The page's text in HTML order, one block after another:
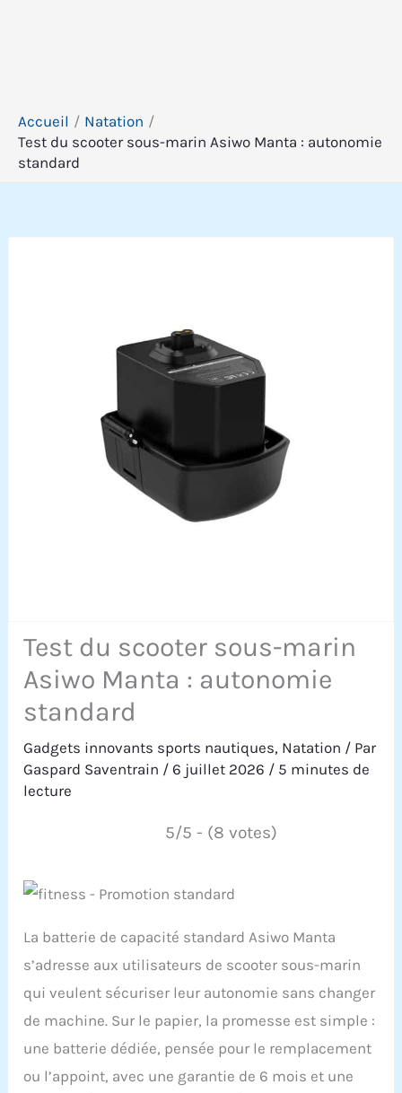
Accueil
Natation
Test du scooter sous-marin Asiwo Manta : autonomie
standard
Test du scooter sous-marin
Asiwo Manta : autonomie
standard
Gadgets innovants sports nautiques, Natation / Par
Gaspard Saventrain /6 juillet 2026 / 5 minutes de
lecture
5/5 - (8 votes)
La batterie de capacité standard Asiwo Manta
s’adresse aux utilisateurs de scooter sous-marin
qui veulent sécuriser leur autonomie sans changer
de machine. Sur le papier, la promesse est simple :
une batterie dédiée, pensée pour le remplacement
ou l’appoint, avec une garantie de 6 mois et une